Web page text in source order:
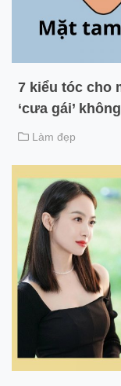
7 kiểu tóc cho
‘cưa gái’
Làm đẹp